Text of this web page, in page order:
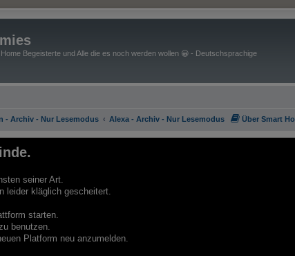
Begeisterte und Alle die es noch werden wollen 😀 - Deutschsprachige
- Archiv - Nur Lesemodus Alexa - Archiv - Nur Lesemodus Über Smart
seiner Art.
leider kläglich gescheitert.
starten.
benutzen.
Platform neu anzumelden.